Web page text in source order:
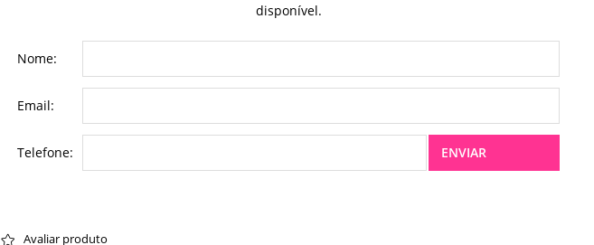
disponível.
Nome:
Email:
Telefone: ENVIAR
Avaliar produto